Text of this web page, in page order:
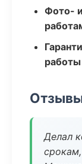
Фото-
работы
Делал